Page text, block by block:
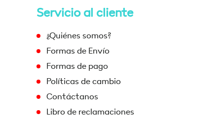
Servicio al cliente
¿Quiénes somos?
Formas de Envío
Formas de pago
Políticas de cambio
Contáctanos
Libro de reclamaciones